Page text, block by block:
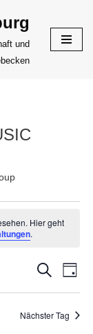
und
Hier geht
.
SUCHE
UND
Suche
Tag
Nächster Tag